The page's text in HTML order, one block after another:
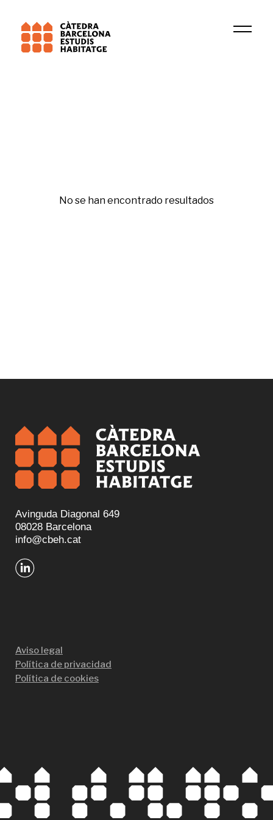
No se han encontrado resultados
Avinguda Diagonal 649
08028 Barcelona
info@cbeh.cat
Aviso legal
Política de privacidad
Política de cookies